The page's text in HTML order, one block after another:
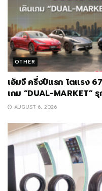
OTHER
เอ็มจี ครึ่งปีแรก โตแรง
เกม “DUAL-MARKET”
AUGUST 6, 2026